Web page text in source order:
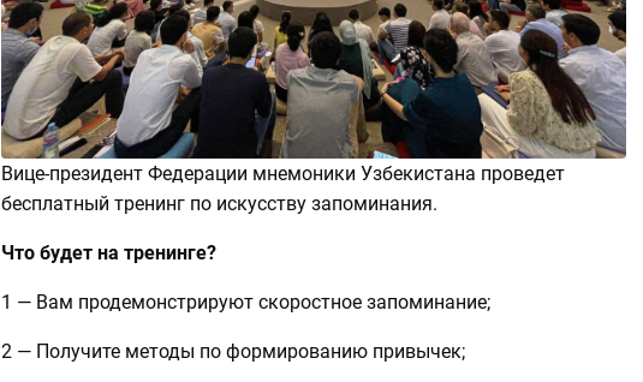
Вице-президент Федерации мнемоники Узбекистана проведет
бесплатный тренинг по искусству запоминания.
Что будет на тренинге?
1 — Вам продемонстрируют скоростное запоминание;
2 — Получите методы по формированию привычек;